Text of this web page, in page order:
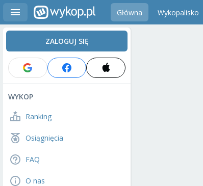
Główna Wykopalisko
ZALOGUJ SIĘ
WYKOP
Ranking
Osiągnięcia
FAQ
O nas